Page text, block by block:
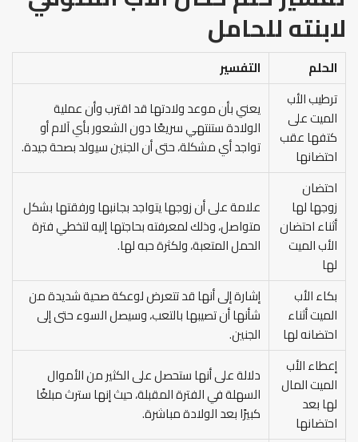
لابنتهللحامل
الحلم
التفسير
ترطيب الأب
الميت على
كتفها عقب
احتضانها
يعني بأن موعد ولادتها قد اقترب وأن عملية
الولادة ستنتهي سريعًا دون الشعور بأي آلام أو
تواجد أي مشكلة، حتى أن الجنين سيولد بصحة جيدة.
احتضان
زوجها لها
أثناء احتضان
الأب الميت
لها
علامة على أن زوجها يتواجد بجانبها ورفقتها بشكل
متواصل، وذلك لمعرفته بحاجتها إليه لتخطي فترة
الحمل المتعبة، ولكثرة حبه لها.
بكاء الأب
الميت أثناء
احتضانه لها
إشارة إلى أنها قد تتعرض لوعكة صحية شديدة من
شأنها أن تصيبها بالتعب، وسيصل السوء حتى إلى
الجنين.
إعطاء الأب
الميت المال
لها بعد
احتضانها
دلالة على أنها ستحصل على الكثير من الأموال
السهلة في الفترة المقبلة، حيث إنها سترث مبلغًا
كبيرًا بعد الولادة مباشرة.